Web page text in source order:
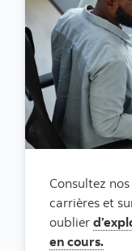
Consultez
carrières et
oublier
en cours.